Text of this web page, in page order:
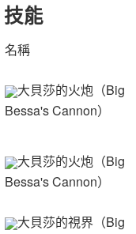
技能
名稱
大貝莎的火炮（Big
Bessa's Cannon）
大貝莎的火炮（Big
Bessa's Cannon）
大貝莎的視界（Big